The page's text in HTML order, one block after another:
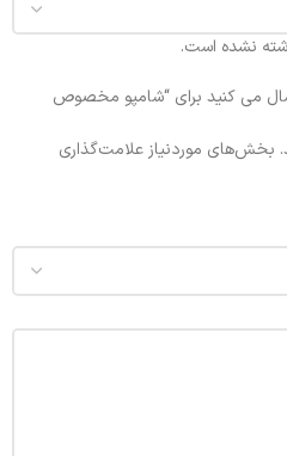
نشده است.
می کنید برای “شامپو مخصوص
بخش‌های موردنیاز علامت‌گذاری